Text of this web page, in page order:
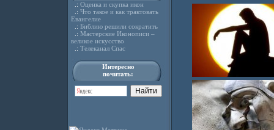
.: Оценка и скупка икон
.: Что такое и как трактовать
Евангелие
.: Библию решили сократить
.: Мастерские Иконописи –
великое искусство
.: Телеканал Спас
Интересно
почитать: